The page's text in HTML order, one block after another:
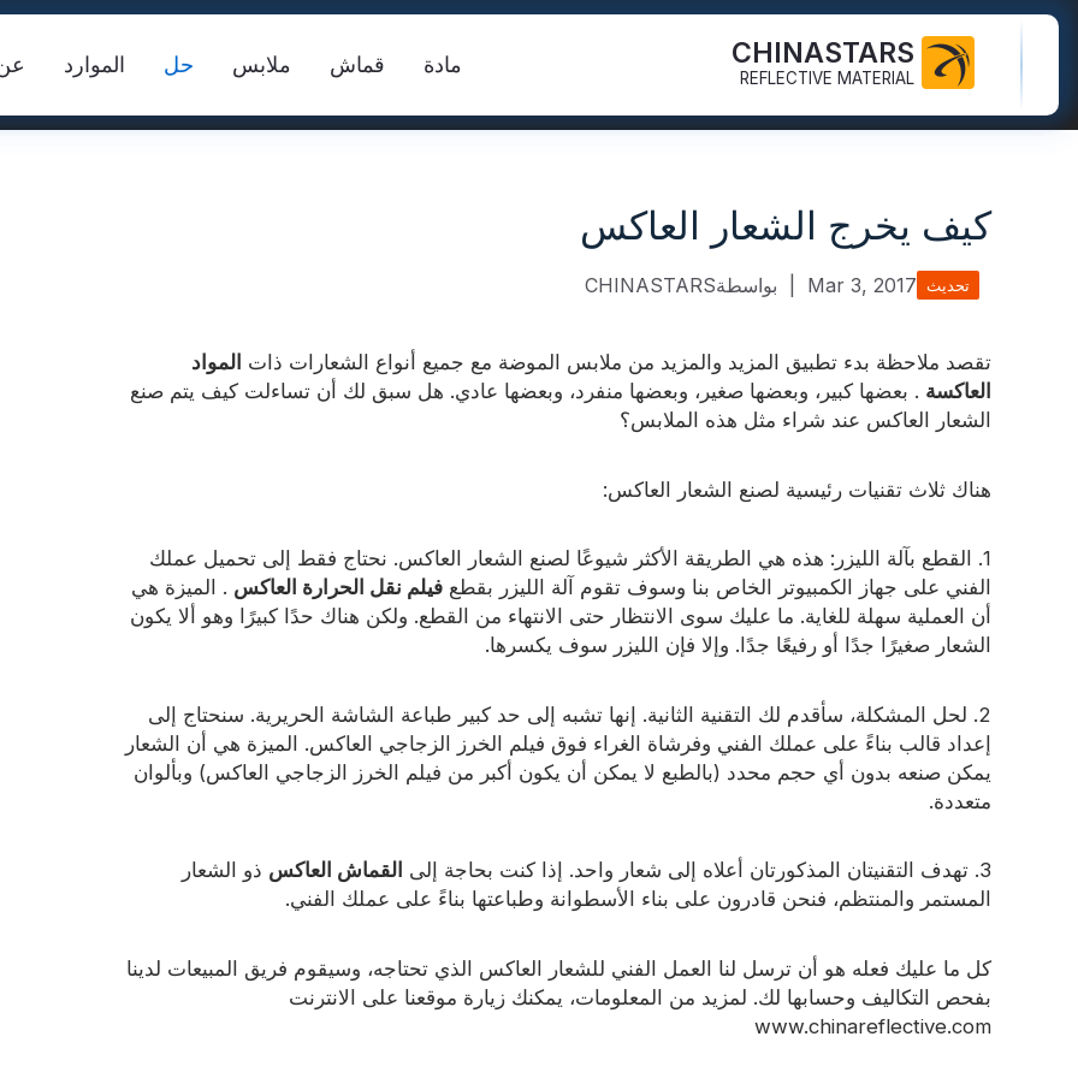
CHINASTARS
REFLECTIVE MATERIAL
مادة
شريط الغسيل الصناعي
FR شريط عاكس
شريط عاكس
الأنابيب العاكسة
خيوط عاكسة
توهج في المادة المظلمة
قماش
قوس قزح النسيج العاكس
نسيج الطباعة العاكس
لون النسيج العاكس
النسيج الانعكاسي التدرج
نسيج عاكس مثقب
ملابس
مرحبا سترة فيس
سروال السلامة
قمصان السلامة والبلوزات
Coverall السلامة
حل
منتج جديد
فيديو
الموارد
كتالوج
المعيار الدولي
روابط سريعة: نسيج عاكس سترة السلامة شريط عاكس FR
قوس قزح عاكس النسيج
كيف يخرج الشعار العاكس
تحديث Mar 3, 2017 بواسطةCHINASTARS
تقصد ملاحظة بدء تطبيق المزيد والمزيد من ملابس الموضة مع جميع أنواع الشعارات ذات المواد
العاكسة . بعضها كبير، وبعضها صغير، وبعضها منفرد، وبعضها عادي. هل سبق لك أن تساءلت كيف يتم صنع
الشعار العاكس عند شراء مثل هذه الملابس؟
هناك ثلاث تقنيات رئيسية لصنع الشعار العاكس:
1. القطع بآلة الليزر: هذه هي الطريقة الأكثر شيوعًا لصنع الشعار العاكس. نحتاج فقط إلى تحميل عملك
الفني على جهاز الكمبيوتر الخاص بنا وسوف تقوم آلة الليزر بقطع فيلم نقل الحرارة العاكس . الميزة هي
أن العملية سهلة للغاية. ما عليك سوى الانتظار حتى الانتهاء من القطع. ولكن هناك حدًا كبيرًا وهو ألا يكون
الشعار صغيرًا جدًا أو رفيعًا جدًا. وإلا فإن الليزر سوف يكسرها.
2. لحل المشكلة، سأقدم لك التقنية الثانية. إنها تشبه إلى حد كبير طباعة الشاشة الحريرية. سنحتاج إلى
إعداد قالب بناءً على عملك الفني وفرشاة الغراء فوق فيلم الخرز الزجاجي العاكس. الميزة هي أن الشعار
يمكن صنعه بدون أي حجم محدد (بالطبع لا يمكن أن يكون أكبر من فيلم الخرز الزجاجي العاكس) وبألوان
متعددة.
3. تهدف التقنيتان المذكورتان أعلاه إلى شعار واحد. إذا كنت بحاجة إلى القماش العاكس ذو الشعار
المستمر والمنتظم، فنحن قادرون على بناء الأسطوانة وطباعتها بناءً على عملك الفني.
كل ما عليك فعله هو أن ترسل لنا العمل الفني للشعار العاكس الذي تحتاجه، وسيقوم فريق المبيعات لدينا
بفحص التكاليف وحسابها لك. لمزيد من المعلومات، يمكنك زيارة موقعنا على الانترنت
www.chinareflective.com